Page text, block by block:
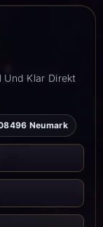
Klar Direkt
Neumark